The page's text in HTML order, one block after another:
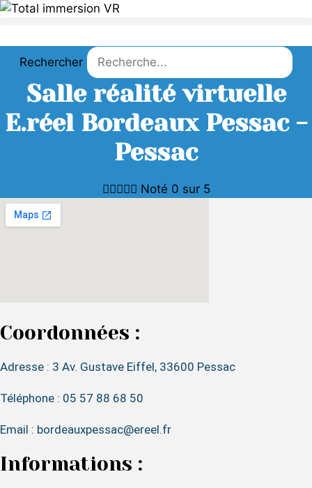
Aller
contenu
Rechercher
Salle réalité virtuelle
E.réel Bordeaux Pessac -
Pessac
 Noté 0 sur 5
Coordonnées :
Adresse : 3 Av. Gustave Eiffel, 33600 Pessac
Téléphone : 05 57 88 68 50
Email : bordeauxpessac@ereel.fr
Informations :